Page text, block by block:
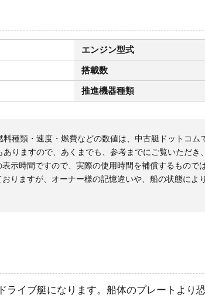
エンジン型式
搭載数
推進機器種類
種類・速度・燃費などの数値は、中古艇ドットコ
りますので、あくまでも、参考までにご覧いただ
示時間ですので、実際の使用時間を補償するもので
りますが、オーナー様の記憶違いや、船の状態に
イブ艇になります。船体のプレートよ